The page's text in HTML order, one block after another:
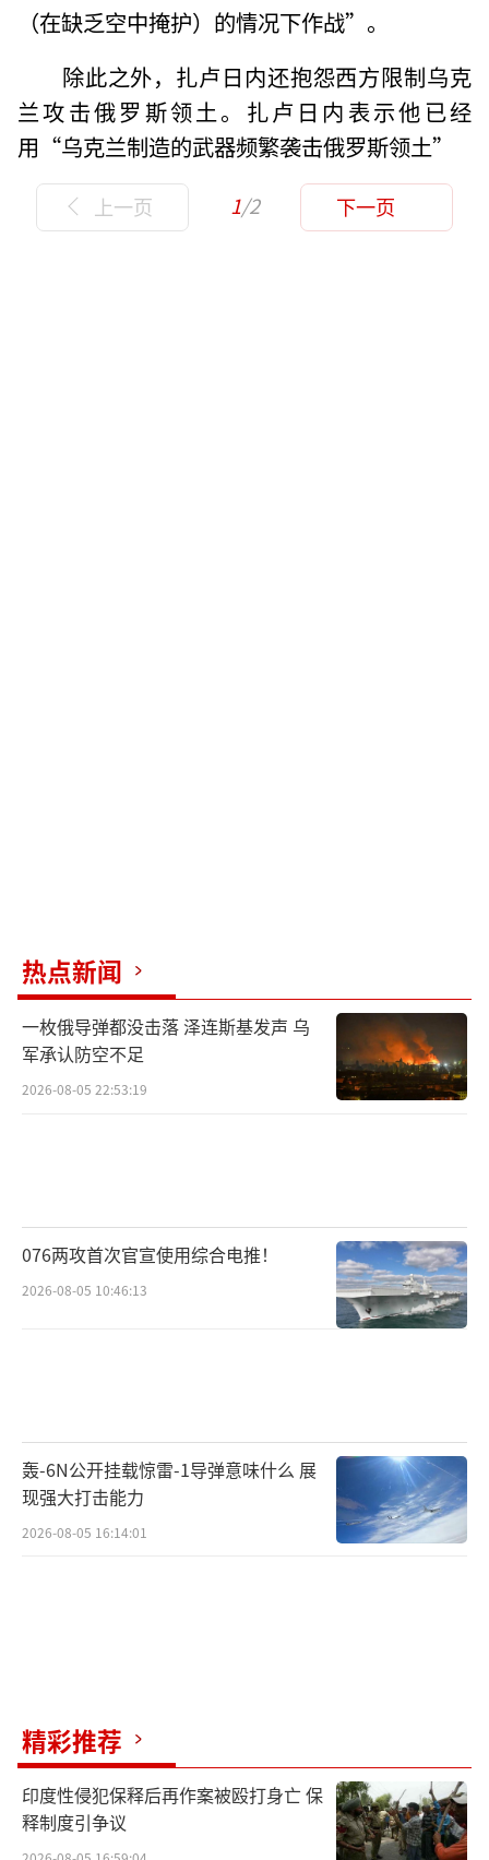
（在缺乏空中掩护）的情况下作战”。
除此之外，扎卢日内还抱怨西方限制乌克
兰攻击俄罗斯领土。扎卢日内表示他已经
用“乌克兰制造的武器频繁袭击俄罗斯领土”
上一页 1/2 下一页
热点新闻
一枚俄导弹都没击落 泽连斯基发声 乌
军承认防空不足
2026-08-05 22:53:19
076两攻首次官宣使用综合电推！
2026-08-05 10:46:13
轰-6N公开挂载惊雷-1导弹意味什么 展
现强大打击能力
2026-08-05 16:14:01
精彩推荐
印度性侵犯保释后再作案被殴打身亡 保
释制度引争议